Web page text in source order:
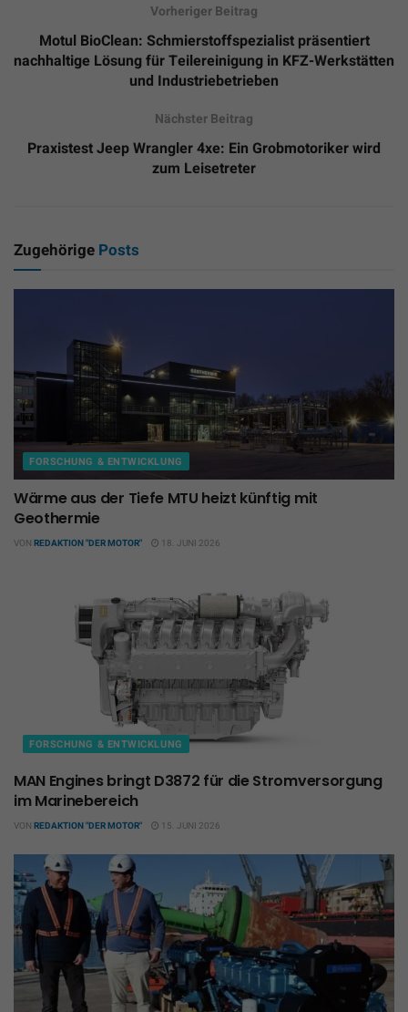
Vorheriger Beitrag
Motul BioClean: Schmierstoffspezialist präsentiert
nachhaltige Lösung für Teilereinigung in KFZ-Werkstätten
und Industriebetrieben
Nächster Beitrag
Praxistest Jeep Wrangler 4xe: Ein Grobmotoriker wird
zum Leisetreter
Zugehörige Posts
FORSCHUNG & ENTWICKLUNG
Wärme aus der Tiefe MTU heizt künftig mit
Geothermie
VON REDAKTION "DER MOTOR" 18. JUNI 2026
FORSCHUNG & ENTWICKLUNG
MAN Engines bringt D3872 für die Stromversorgung
im Marinebereich
VON REDAKTION "DER MOTOR" 15. JUNI 2026